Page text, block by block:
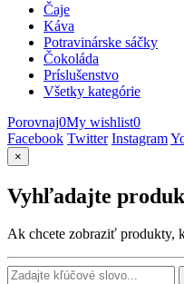
Čaje
Káva
Potravinárske sáčky
Čokoláda
Príslušenstvo
Všetky kategórie
Porovnaj0My wishlist0
Facebook Twitter Instagram
×
Vyhľadajte
Ak chcete zobraziť produkty,